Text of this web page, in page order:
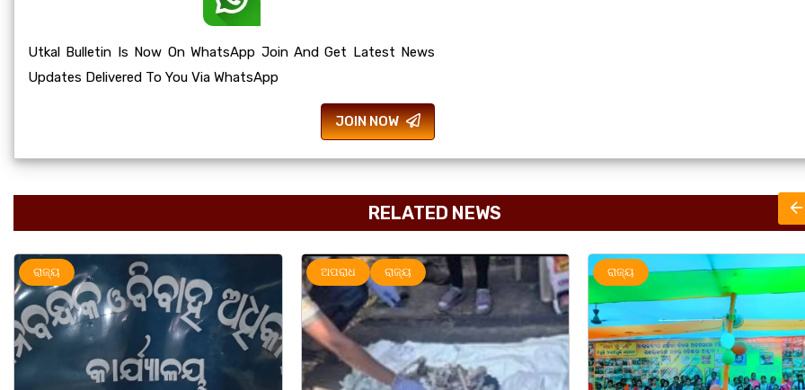
Utkal Bulletin Is Now On WhatsApp Join And Get Latest News
Updates Delivered To You Via WhatsApp
JOIN NOW
RELATED NEWS
ଅପରାଧ ରାଜ୍ୟ ରାଜ୍ୟ ରାଜ୍ୟ